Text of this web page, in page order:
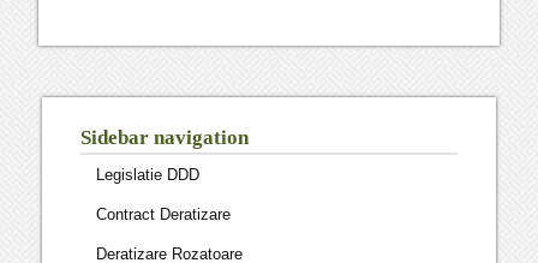
Sidebar navigation
Legislatie DDD
Contract Deratizare
Deratizare Rozatoare